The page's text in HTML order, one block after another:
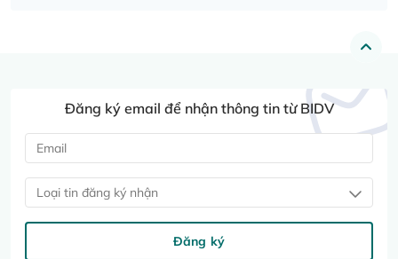
Đăng ký email để nhận thông tin từ BIDV
Loại tin đăng ký nhận
Đăng ký